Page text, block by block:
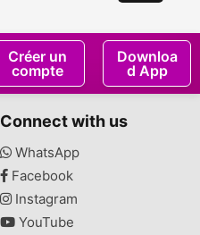
Créer un
compte
Downloa
d App
Connect with us
WhatsApp
Facebook
Instagram
YouTube